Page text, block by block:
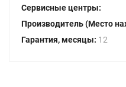
Сервисные центры:
Производитель (Место
Гарантия, месяцы: 12